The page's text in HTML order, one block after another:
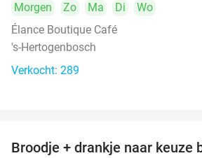
Morgen Zo Ma Di
Wo
Élance Boutique Café
's-Hertogenbosch
Verkocht: 289
Broodje + drankje naar keuze